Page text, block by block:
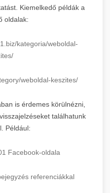
Kiemelkedő példák a
oldalak:
kategoria/weboldal-
weboldal-keszites/
is érdemes körülnézni,
találhatunk
Például:
Facebook-oldala
referenciákkal